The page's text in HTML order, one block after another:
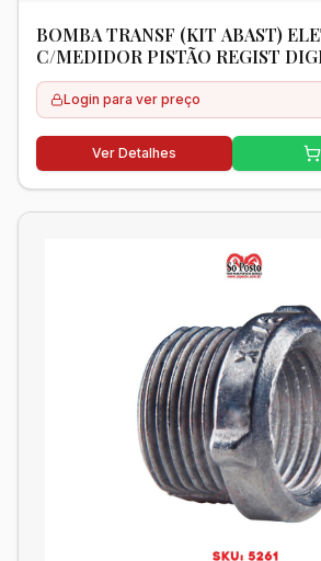
BOMBA TRANSF (KIT ABAST)
C/MEDIDOR PISTÃO REGIST
C/MANG + BICO AUTOM 3/4" -
Login para ver preço
Ver Detalhes